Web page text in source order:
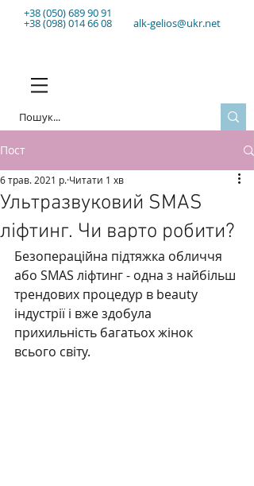
+38(050) 689 90 91
+38 (098) 014 66 08 alk-gelios@ukr.net
Пост
Ультразвуковий SMAS
ліфтинг. Чи варто робити?
6 трав. 2021 р. Читати 1 хв
Безопераційна підтяжка обличчя
або SMAS ліфтинг - одна з найбільш
трендових процедур в beauty
індустрії і вже здобула
прихильність багатьох жінок
всього світу.